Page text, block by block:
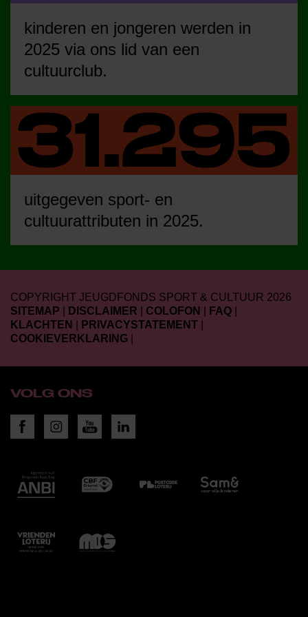
kinderen en jongeren werden in
2025 via ons lid van een
cultuurclub.
uitgegeven sport- en
cultuurattributen in 2025.
COPYRIGHT JEUGDFONDS SPORT & CULTUUR 2026
SITEMAP
DISCLAIMER COLOFON FAQ
KLACHTEN
PRIVACYSTATEMENT
COOKIEVERKLARING
VOLG ONS